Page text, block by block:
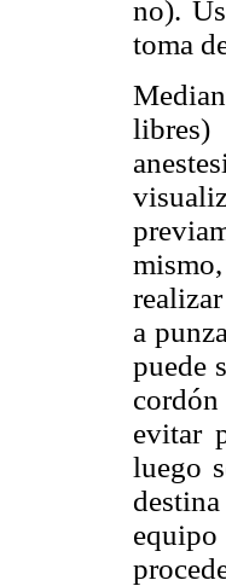
no).
toma
libres)
a
puede
cordón
evitar
luego